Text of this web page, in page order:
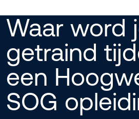
Waar word
getraind
een
SOG